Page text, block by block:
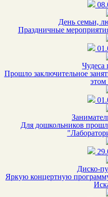
День семьи,
Праздничные
Чудеса
Прошло заключительное
этом
Для дошкольников
Диско-
Яркую концертную